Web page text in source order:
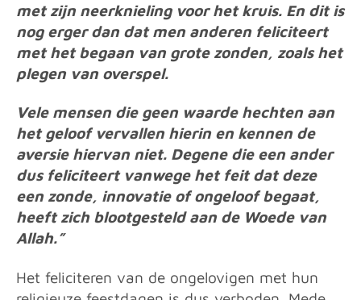
met zijn neerknieling voor het kruis. En dit is
nog erger dan dat men anderen feliciteert
met het begaan van grote zonden, zoals het
plegen van overspel.
Vele mensen die geen waarde hechten aan
het geloof vervallen hierin en kennen de
aversie hiervan niet. Degene die een ander
dus feliciteert vanwege het feit dat deze
een zonde, innovatie of ongeloof begaat,
heeft zich blootgesteld aan de Woede van
Allah.”
Het feliciteren van de ongelovigen met hun